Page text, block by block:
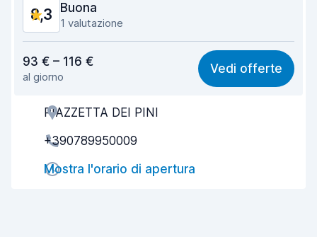
8,3 Buona
1 valutazione
8,0
Facile da trovare 8,2
Gentilezza degli agenti
Rapidità del ritiro
Rapidità della riconsegna
93 € – 116 €
al giorno
Vedi offerte
PIAZZETTA DEI PINI
+390789950009
Mostra l'orario di apertura